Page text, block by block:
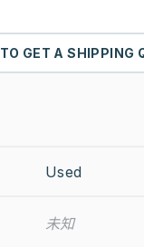
TO GET A SHIPPING
Used
未知